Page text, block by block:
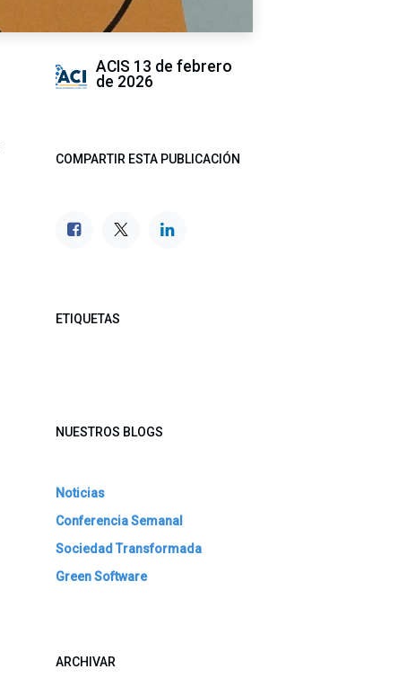
ACIS 13 de febrero
de 2026
COMPARTIR ESTA PUBLICACIÓN
ETIQUETAS
NUESTROS BLOGS
Noticias
Conferencia Semanal
Sociedad Transformada
Green Software
ARCHIVAR